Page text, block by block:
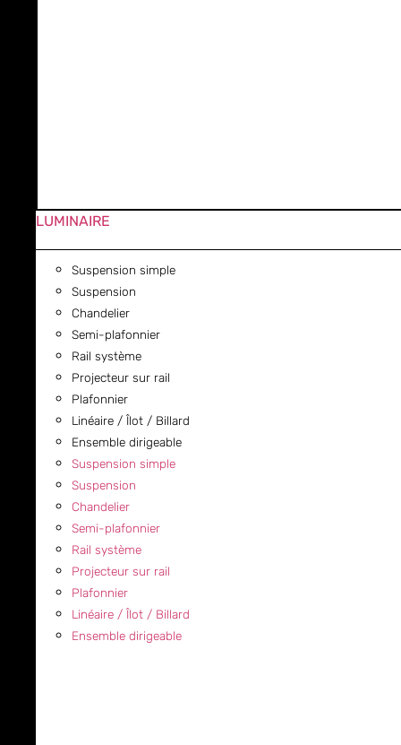
LUMINAIRE
Suspension simple
Suspension
Chandelier
Semi-plafonnier
Rail système
Projecteur sur rail
Plafonnier
Linéaire / Îlot / Billard
Ensemble dirigeable
Suspension simple
Suspension
Chandelier
Semi-plafonnier
Rail système
Projecteur sur rail
Plafonnier
Linéaire / Îlot / Billard
Ensemble dirigeable